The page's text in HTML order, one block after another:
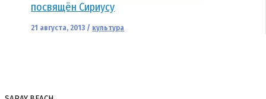
посвящён Сириусу
21 августа, 2013 / культура